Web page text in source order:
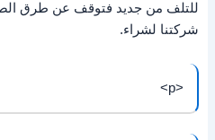
للتلف من جديد فتوقف عن طرق
شركتنا لشراء.
<p>